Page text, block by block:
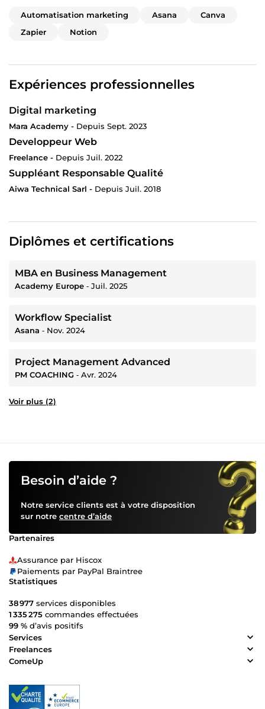
Automatisation marketing Asana
Canva
Zapier
Notion
Expériences professionnelles
Digital marketing
Mara Academy - Depuis Sept. 2023
Developpeur Web
Freelance - Depuis Juil. 2022
Suppléant Responsable Qualité
Aiwa Technical Sarl - Depuis Juil. 2018
Diplômes et certifications
MBA en Business Management
Academy Europe ‐ Juil. 2025
Workflow Specialist
Asana ‐ Nov. 2024
Project Management Advanced
PM COACHING ‐ Avr. 2024
Voir plus (2)
Besoin d’aide ?
Notre service clients est à votre disposition
sur notre centre d’aide
Partenaires
Assurance par Hiscox
Paiements par PayPal Braintree
Statistiques
38 977 services disponibles
1 335 275 commandes effectuées
99 % d’avis positifs
Services
Freelances
ComeUp